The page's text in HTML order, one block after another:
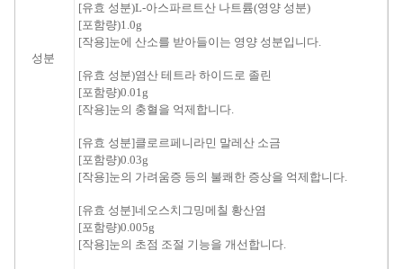
성분
[유효 성분)L-아스파르트산 나트륨(영양 성분)
[포함량)1.0g
[작용]눈에 산소를 받아들이는 영양 성분입니다.
[유효 성분)염산 테트라 하이드로 졸린
[포함량)0.01g
[작용]눈의 충혈 을 억제합니다.
[유효 성분]클로르페니라민 말레산 소금
[포함량)0.03g
[작용]눈의 가려움증 등의 불쾌한 증상을 억제합니다.
[유효 성분]네오스치그밍메칠 황산염
[포함량)0.005g
[작용]눈의 초점 조절 기능을 개선합니다.